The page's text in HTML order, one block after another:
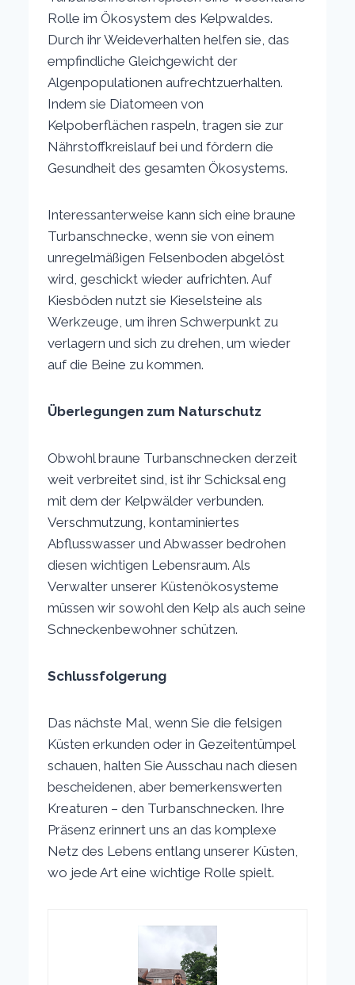
Rolle im Ökosystem des Kelpwaldes.
Durch ihr Weideverhalten helfen sie, das
empfindliche Gleichgewicht der
Algenpopulationen aufrechtzuerhalten.
Indem sie Diatomeen von
Kelpoberflächen raspeln, tragen sie zur
Nährstoffkreislauf bei und fördern die
Gesundheit des gesamten Ökosystems.
Interessanterweise kann sich eine braune
Turbanschnecke, wenn sie von einem
unregelmäßigen Felsenboden abgelöst
wird, geschickt wieder aufrichten. Auf
Kiesböden nutzt sie Kieselsteine als
Werkzeuge, um ihren Schwerpunkt zu
verlagern und sich zu drehen, um wieder
auf die Beine zu kommen.
Überlegungen zum Naturschutz
Obwohl braune Turbanschnecken derzeit
weit verbreitet sind, ist ihr Schicksal eng
mit dem der Kelpwälder verbunden.
Verschmutzung, kontaminiertes
Abflusswasser und Abwasser bedrohen
diesen wichtigen Lebensraum. Als
Verwalter unserer Küstenökosysteme
müssen wir sowohl den Kelp als auch seine
Schneckenbewohner schützen.
Schlussfolgerung
Das nächste Mal, wenn Sie die felsigen
Küsten erkunden oder in Gezeitentümpel
schauen, halten Sie Ausschau nach diesen
bescheidenen, aber bemerkenswerten
Kreaturen – den Turbanschnecken. Ihre
Präsenz erinnert uns an das komplexe
Netz des Lebens entlang unserer Küsten,
wo jede Art eine wichtige Rolle spielt.